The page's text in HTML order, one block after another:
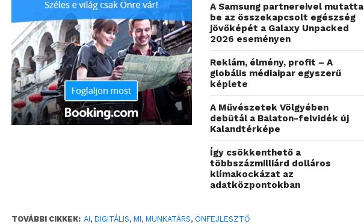
A Samsung partnereivel mutatta
be az összekapcsolt egészség
jövőképét a Galaxy Unpacked
2026 eseményen
Reklám, élmény, profit – A
globális médiaipar egyszerű
képlete
A Művészetek Völgyében
debütál a Balaton-felvidék új
Kalandtérképe
Így csökkenthető a
többszázmilliárd dolláros
klímakockázat az
adatközpontokban
TOVÁBBI CIKKEK: AI,DIGITÁLIS,MI,MUNKATÁRS, ÖNFEJLESZTŐ